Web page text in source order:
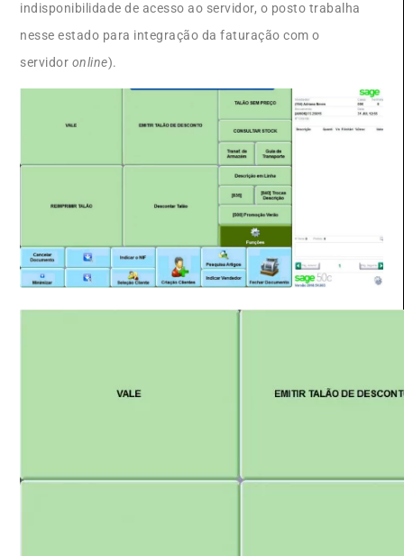
indisponibilidade de acesso ao servidor, o posto trabalha
nesse estado para integração da faturação com o
servidor online).